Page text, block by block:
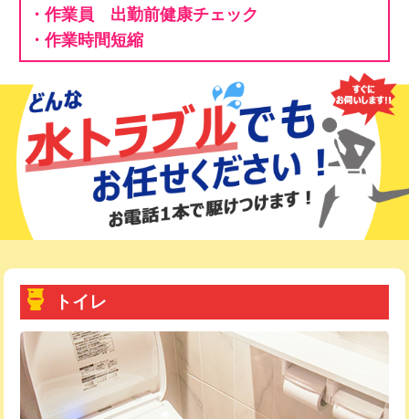
・作業員 出勤前健康チェック
・作業時間短縮
トイレ